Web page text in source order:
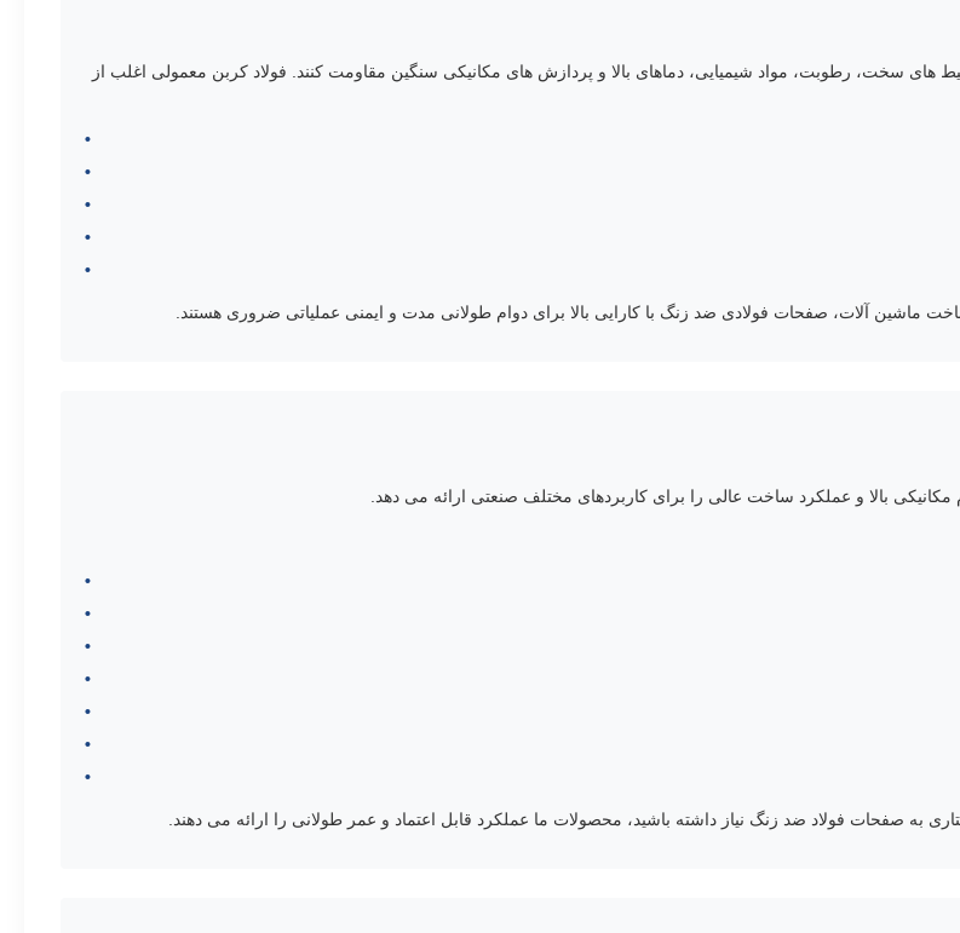
های سخت، رطوبت، مواد شیمیایی، دماهای بالا و پردازش های مکانیکی سنگین مقاومت کنند. فولاد کربن معمولی اغلب از
ماشین آلات، صفحات فولادی ضد زنگ با کارایی بالا برای دوام طولانی مدت و ایمنی عملیاتی ضروری هستند.
بالا و عملکرد ساخت عالی را برای کاربردهای مختلف صنعتی ارائه می دهد.
به صفحات فولاد ضد زنگ نیاز داشته باشید، محصولات ما عملکرد قابل اعتماد و عمر طولانی را ارائه می دهند.